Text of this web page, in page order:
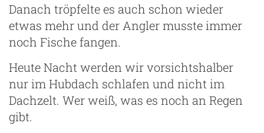
Danach tröpfelte es auch schon wieder
etwas mehr und der Angler musste immer
noch Fische fangen.
Heute Nacht werden wir vorsichtshalber
nur im Hubdach schlafen und nicht im
Dachzelt. Wer weiß, was es noch an Regen
gibt.